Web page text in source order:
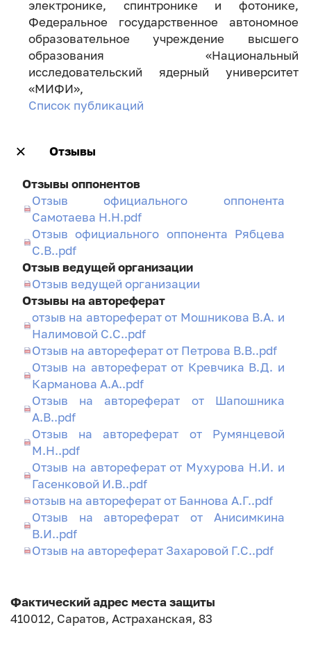
электронике, спинтронике и фотонике,
Федеральное государственное автономное
образовательное учреждение высшего
образования «Национальный
исследовательский ядерный университет
«МИФИ»,
Список публикаций
Отзывы
Отзывы оппонентов
Отзыв официального оппонента
Самотаева Н.Н.pdf
Отзыв официального оппонента Рябцева
С.В..pdf
Отзыв ведущей организации
Отзыв ведущей организации
Отзывы на автореферат
отзыв на автореферат от Мошникова В.А. и
Налимовой С.С..pdf
Отзыв на автореферат от Петрова В.В..pdf
Отзыв на автореферат от Кревчика В.Д. и
Карманова А.А..pdf
Отзыв на автореферат от Шапошника
А.В..pdf
Отзыв на автореферат от Румянцевой
М.Н..pdf
Отзыв на автореферат от Мухурова Н.И. и
Гасенковой И.В..pdf
отзыв на автореферат от Баннова А.Г..pdf
Отзыв на автореферат от Анисимкина
В.И..pdf
Отзыв на автореферат Захаровой Г.С..pdf
Фактический адрес места защиты
410012, Саратов, Астраханская, 83